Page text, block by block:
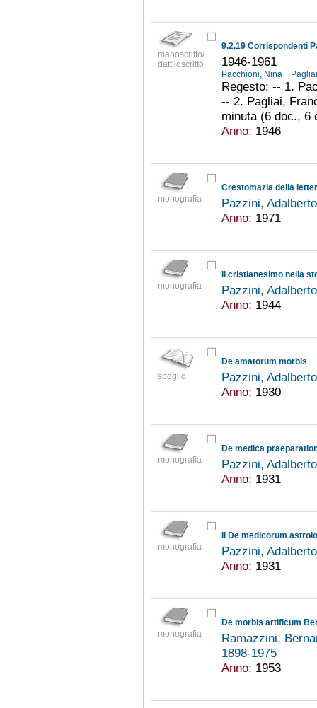
manoscritto/
dattiloscritto
9.2.19 Corrispondenti
1946-1961
Pacchioni, Nina
Regesto: -- 1.
-- 2. Pagliai,
minuta (6 doc., 6
Anno: 1946
monografia
Pazzini,
Anno: 1971
monografia
Il cristianesimo nella
Pazzini,
Anno: 1944
spoglio
De amatorum morbis
Pazzini,
Anno: 1930
monografia
Pazzini,
Anno: 1931
monografia
Pazzini,
Anno: 1931
monografia
De morbis artificum
Ramazzini,
1898-1975
Anno: 1953